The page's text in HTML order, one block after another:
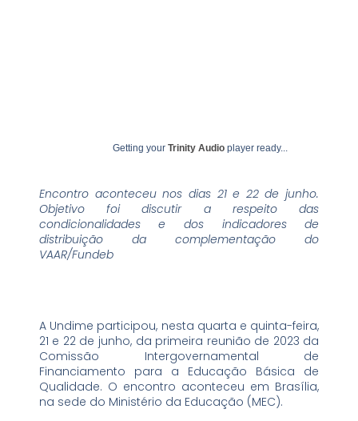
Getting your Trinity Audioplayer ready...
Encontro aconteceu nos dias 21 e 22 de junho.
Objetivo foi discutir a respeito das
condicionalidades e dos indicadores de
distribuição da complementação do
VAAR/Fundeb
A Undime participou, nesta quarta e quinta-feira,
21 e 22 de junho, da primeira reunião de 2023 da
Comissão Intergovernamental de
Financiamento para a Educação Básica de
Qualidade. O encontro aconteceu em Brasília,
na sede do Ministério da Educação (MEC).